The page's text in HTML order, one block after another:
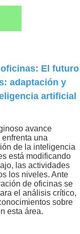
El futuro
adaptación y
artificial
avance
una
de la inteligencia
está modificando
las actividades
los niveles. Ante
de oficinas se
el análisis crítico,
sobre
esta área.